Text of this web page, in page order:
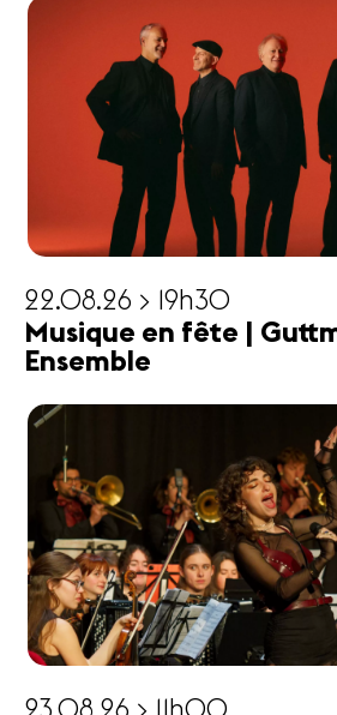
22.08.26 > 19h30
Musique en fête |
Ensemble